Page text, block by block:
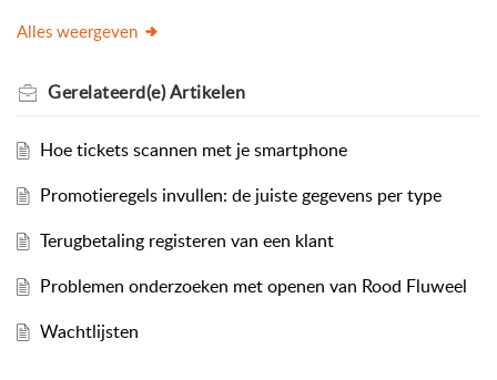
Alles weergeven
Gerelateerd(e)Artikelen
Hoe tickets scannen met je smartphone
Promotieregels invullen: de juiste gegevens per type
Terugbetaling registeren van een klant
Problemen onderzoeken met openen van Rood Fluweel
Wachtlijsten